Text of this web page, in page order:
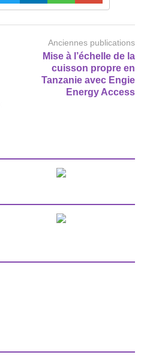
Anciennes publications
Mise à l’échelle de la
cuisson propre en
Tanzanie avec Engie
Energy Access